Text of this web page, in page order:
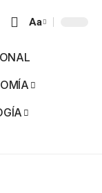
Aa